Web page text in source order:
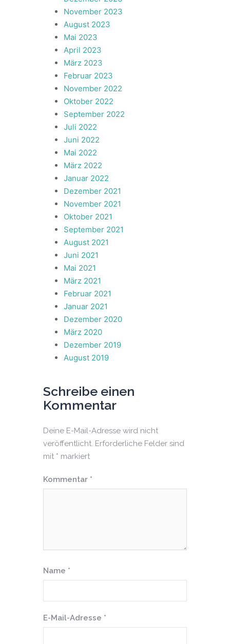
November 2023
August 2023
Mai 2023
April 2023
März 2023
Februar 2023
November 2022
Oktober 2022
September 2022
Juli 2022
Juni 2022
Mai 2022
März 2022
Januar 2022
Dezember 2021
November 2021
Oktober 2021
September 2021
August 2021
Juni 2021
Mai 2021
März 2021
Februar 2021
Januar 2021
Dezember 2020
März 2020
Dezember 2019
August 2019
Schreibe einen
Kommentar
Deine E-Mail-Adresse wird nicht
veröffentlicht. Erforderliche Felder sind
mit * markiert
Kommentar *
Name *
E-Mail-Adresse *